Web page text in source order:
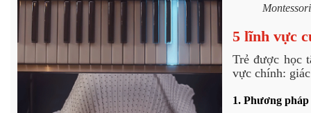
5 lĩnh vực
Trẻ được học
vực chính:
1. Phương